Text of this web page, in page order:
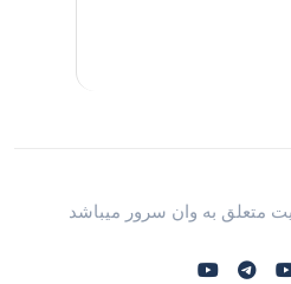
متعلق به وان سرور میباشد